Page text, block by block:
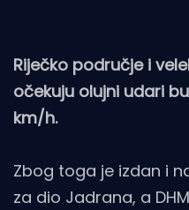
Riječko područje i
očekuju olujni udari
km/h.
Zbog toga je izdan i
za dio Jadrana, a